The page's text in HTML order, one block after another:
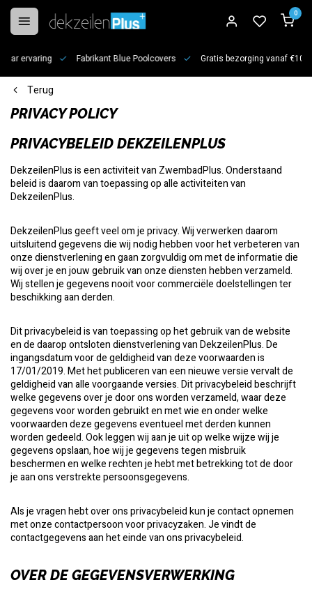
0
jaar ervaring Fabrikant Blue Poolcovers Gratis bezorging vanaf €100*
Terug
PRIVACY POLICY
PRIVACYBELEID DEKZEILENPLUS
DekzeilenPlus is een activiteit van ZwembadPlus. Onderstaand
beleid is daarom van toepassing op alle activiteiten van
DekzeilenPlus.
DekzeilenPlus geeft veel om je privacy. Wij verwerken daarom
uitsluitend gegevens die wij nodig hebben voor het verbeteren van
onze dienstverlening en gaan zorgvuldig om met de informatie die
wij over je en jouw gebruik van onze diensten hebben verzameld.
Wij stellen je gegevens nooit voor commerciële doelstellingen ter
beschikking aan derden.
Dit privacybeleid is van toepassing op het gebruik van de website
en de daarop ontsloten dienstverlening van DekzeilenPlus. De
ingangsdatum voor de geldigheid van deze voorwaarden is
17/01/2019. Met het publiceren van een nieuwe versie vervalt de
geldigheid van alle voorgaande versies. Dit privacybeleid beschrijft
welke gegevens over je door ons worden verzameld, waar deze
gegevens voor worden gebruikt en met wie en onder welke
voorwaarden deze gegevens eventueel met derden kunnen
worden gedeeld. Ook leggen wij aan je uit op welke wijze wij je
gegevens opslaan, hoe wij je gegevens tegen misbruik
beschermen en welke rechten je hebt met betrekking tot de door
je aan ons verstrekte persoonsgegevens.
Als je vragen hebt over ons privacybeleid kun je contact opnemen
met onze contactpersoon voor privacyzaken. Je vindt de
contactgegevens aan het einde van ons privacybeleid.
OVER DE GEGEVENSVERWERKING